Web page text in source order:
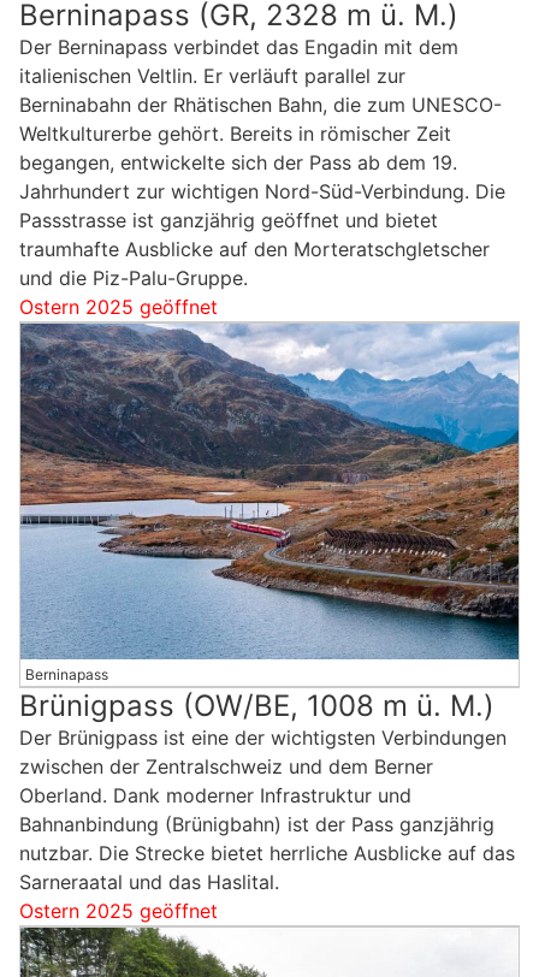
Berninapass (GR, 2328 m ü. M.)
Der Berninapass verbindet das Engadin mit dem
italienischen Veltlin. Er verläuft parallel zur
Berninabahn der Rhätischen Bahn, die zum UNESCO-
Weltkulturerbe gehört. Bereits in römischer Zeit
begangen, entwickelte sich der Pass ab dem 19.
Jahrhundert zur wichtigen Nord-Süd-Verbindung. Die
Passstrasse ist ganzjährig geöffnet und bietet
traumhafte Ausblicke auf den Morteratschgletscher
und die Piz-Palu-Gruppe.
Ostern 2025 geöffnet
Berninapass
Brünigpass (OW/BE, 1008 m ü. M.)
Der Brünigpass ist eine der wichtigsten Verbindungen
zwischen der Zentralschweiz und dem Berner
Oberland. Dank moderner Infrastruktur und
Bahnanbindung (Brünigbahn) ist der Pass ganzjährig
nutzbar. Die Strecke bietet herrliche Ausblicke auf das
Sarneraatal und das Haslital.
Ostern 2025 geöffnet